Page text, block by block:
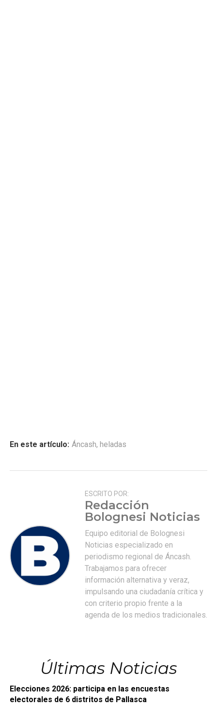
En este artículo: Áncash, heladas
ESCRITO POR:
Redacción
Bolognesi Noticias
Equipo editorial de Bolognesi
Noticias especializado en
periodismo regional de Áncash.
Trabajamos para ofrecer
información alternativa y veraz,
impulsando una ciudadanía crítica y
con criterio propio frente a la
agenda de los medios tradicionales.
Últimas Noticias
Elecciones 2026: participa en las encuestas
electorales de 6 distritos de Pallasca